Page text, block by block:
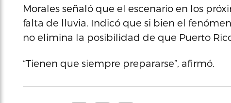
Morales señaló que el escenario en los
falta de lluvia. Indicó que si bien el
no elimina la posibilidad de que Puerto
“Tienen que siempre prepararse”, afirmó.